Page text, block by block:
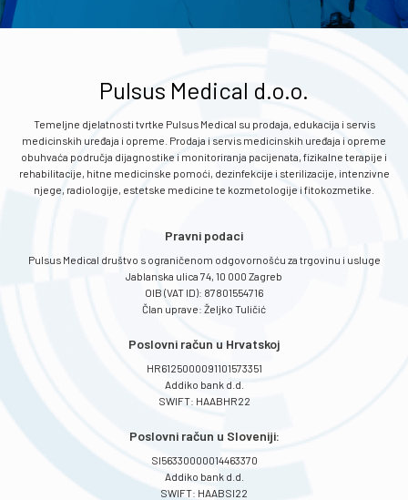
Pulsus Medical d.o.o.
Temeljne djelatnosti tvrtke Pulsus Medical su prodaja, edukacija i servis
medicinskih uređaja i opreme. Prodaja i servis medicinskih uređaja i opreme
obuhvaća područja dijagnostike i monitoriranja pacijenata, fizikalne terapije i
rehabilitacije, hitne medicinske pomoći, dezinfekcije i sterilizacije, intenzivne
njege, radiologije, estetske medicine te kozmetologije i fitokozmetike.
Pravni podaci
Pulsus Medical društvo s ograničenom odgovornošću za trgovinu i usluge
Jablanska ulica 74, 10 000 Zagreb
OIB (VAT ID): 87801554716
Član uprave: Željko Tuličić
Poslovni račun u Hrvatskoj
HR6125000091101573351
Addiko bank d.d.
SWIFT: HAABHR22
Poslovni račun u Sloveniji:
SI56330000014463370
Addiko bank d.d.
SWIFT: HAABSI22